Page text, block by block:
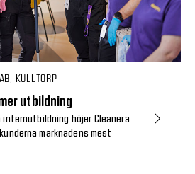
KULLTORP
utbildning
internutbildning höjer Cleanera
marknadens mest